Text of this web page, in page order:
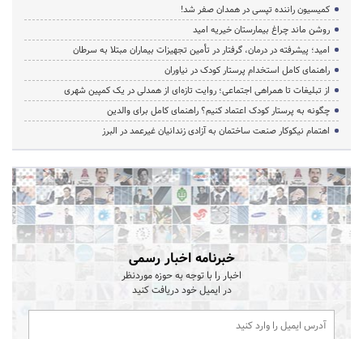
کمیسیون راننده تپسی در همدان صفر شد!
روشن ماند چراغ بیمارستان خیریه امید
امید؛ پیشرفته در درمان، گرفتار در تأمین تجهیزات بیماران مبتلا به سرطان
راهنمای کامل استخدام پرستار کودک در نیاوران
از تبلیغات تا همراهی اجتماعی؛ روایت تازه‌ای از همدلی در یک کمپین شهری
چگونه به پرستار کودک اعتماد کنیم؟ راهنمای کامل برای والدین
اهتمام نیکوکار صنعت ساختمان به آزادی زندانیان غیرعمد در البرز
خبرنامه اخبار رسمی
اخبار را با توجه به حوزه موردنظر
در ایمیل خود دریافت کنید